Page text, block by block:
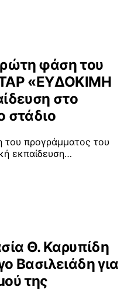
φάση του
«ΕΥΔΟΚΙΜΗ
στο
στάδιο
προγράμματος του
εκπαίδευση…
Θ. Καρυπίδη
Βασιλειάδη για
της